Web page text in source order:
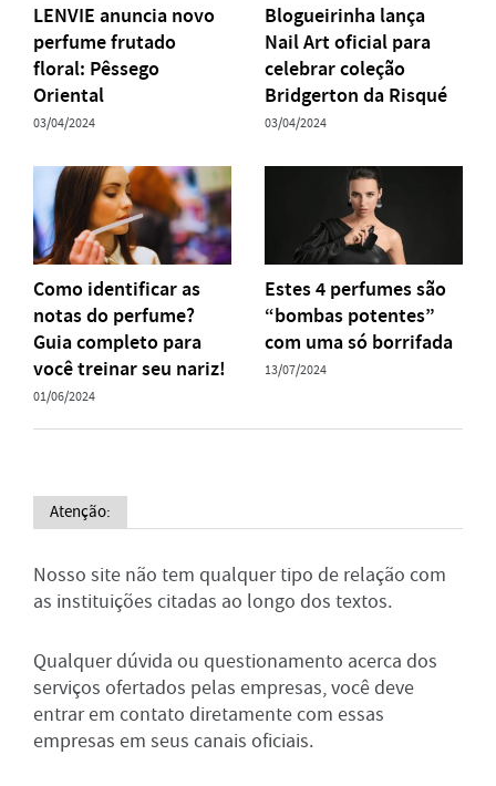
LENVIE anuncia novo
perfume frutado
floral: Pêssego
Oriental
03/04/2024
Blogueirinha lança
Nail Art oficial para
celebrar coleção
Bridgerton da Risqué
03/04/2024
Como identificar as
notas do perfume?
Guia completo para
você treinar seu nariz!
01/06/2024
Estes 4 perfumes são
“bombas potentes”
com uma só borrifada
13/07/2024
Atenção:
Nosso site não tem qualquer tipo de relação com
as instituições citadas ao longo dos textos.
Qualquer dúvida ou questionamento acerca dos
serviços ofertados pelas empresas, você deve
entrar em contato diretamente com essas
empresas em seus canais oficiais.